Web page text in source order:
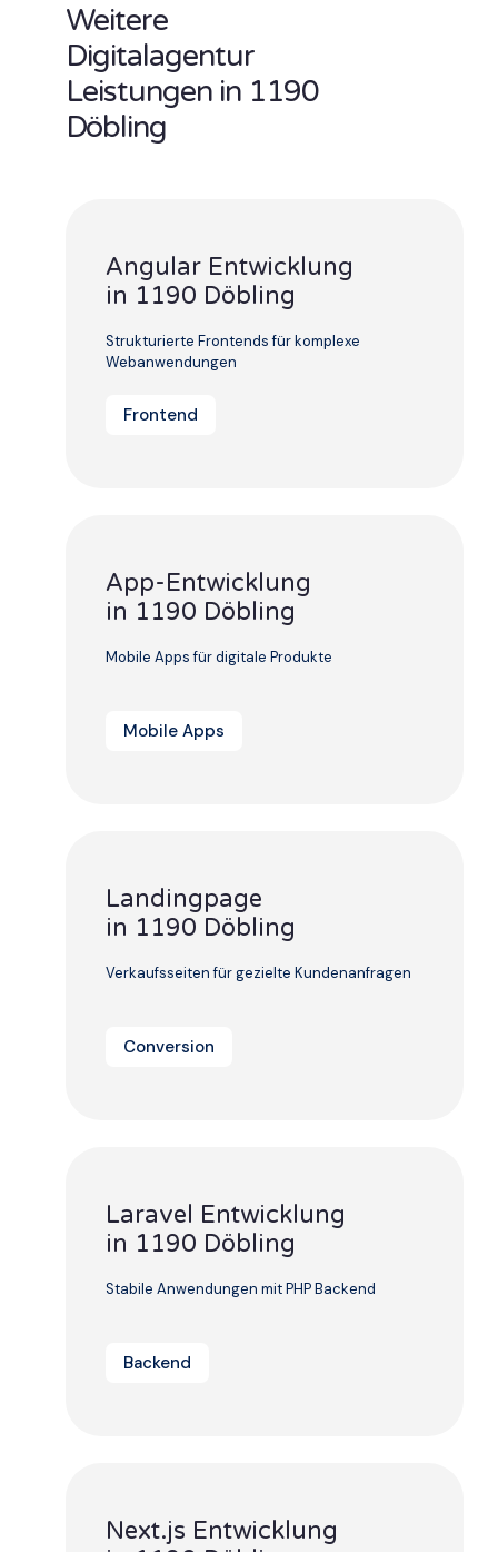
Weitere
Digitalagentur
Leistungen in 1190
Döbling
Angular Entwicklung
in 1190 Döbling
Strukturierte Frontends für komplexe
Webanwendungen
Frontend
App-Entwicklung
in 1190 Döbling
Mobile Apps für digitale Produkte
Mobile Apps
Landingpage
in 1190 Döbling
Verkaufsseiten für gezielte Kundenanfragen
Conversion
Laravel Entwicklung
in 1190 Döbling
Stabile Anwendungen mit PHP Backend
Backend
Next.js Entwicklung